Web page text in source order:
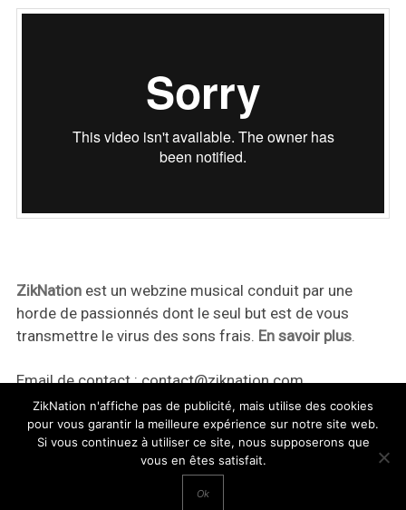
ZikNationest un webzine musical conduit par une
horde de passionnés dont le seul but est de vous
transmettre le virus des sons frais. En savoir plus.
Email de contact :contact@ziknation.com
ZikNation n'affiche pas de publicité, mais utilise des cookies
pour vous garantir la meilleure expérience sur notre site web.
Si vous continuez à utiliser ce site, nous supposerons que
vous en êtes satisfait.
Ok